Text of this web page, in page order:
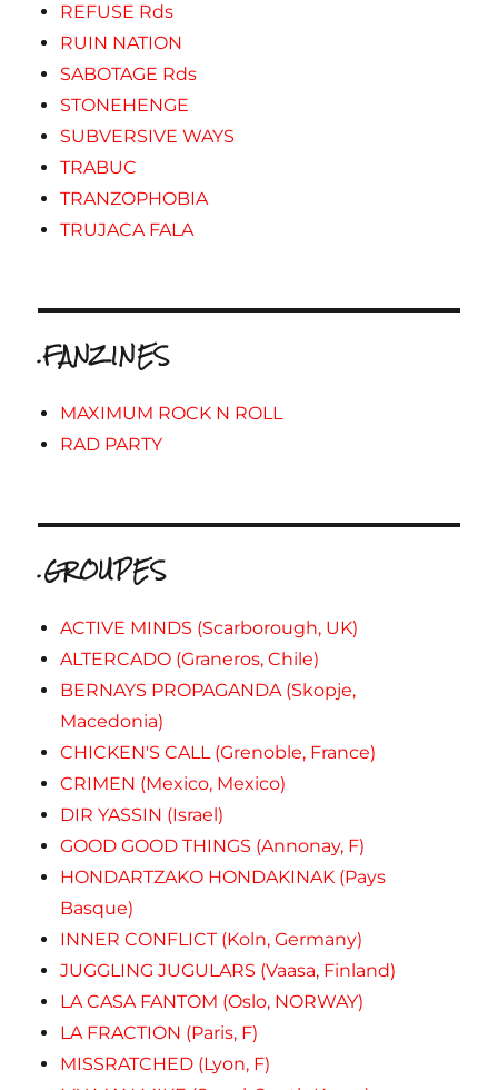
REFUSE Rds
RUIN NATION
SABOTAGE Rds
STONEHENGE
SUBVERSIVE WAYS
TRABUC
TRANZOPHOBIA
TRUJACA FALA
.FANZINES
MAXIMUM ROCK N ROLL
RAD PARTY
.GROUPES
ACTIVE MINDS (Scarborough, UK)
ALTERCADO (Graneros, Chile)
BERNAYS PROPAGANDA (Skopje,
Macedonia)
CHICKEN'S CALL (Grenoble, France)
CRIMEN (Mexico, Mexico)
DIR YASSIN (Israel)
GOOD GOOD THINGS (Annonay, F)
HONDARTZAKO HONDAKINAK (Pays
Basque)
INNER CONFLICT (Koln, Germany)
JUGGLING JUGULARS (Vaasa, Finland)
LA CASA FANTOM (Oslo, NORWAY)
LA FRACTION (Paris, F)
MISSRATCHED (Lyon, F)